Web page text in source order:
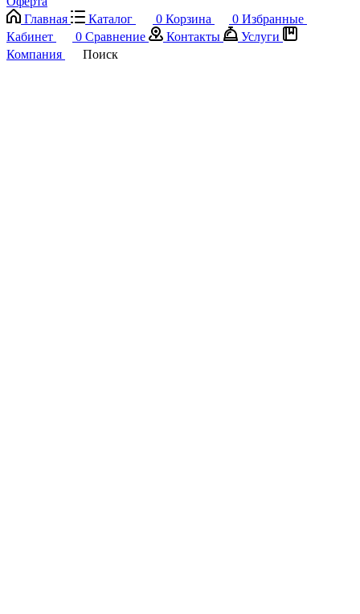
Главная
Каталог 0 Корзина 0 Избранные
Кабинет
0 Сравнение Контакты
Услуги
Компания
Поиск